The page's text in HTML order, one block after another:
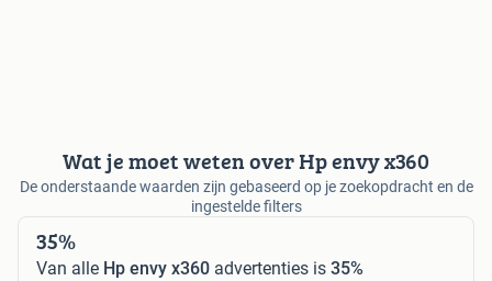
Wat je moet weten over Hp envy x360
De onderstaande waarden zijn gebaseerd op je zoekopdracht en de
ingestelde filters
35%
Van alle Hp envy x360 advertenties is 35%